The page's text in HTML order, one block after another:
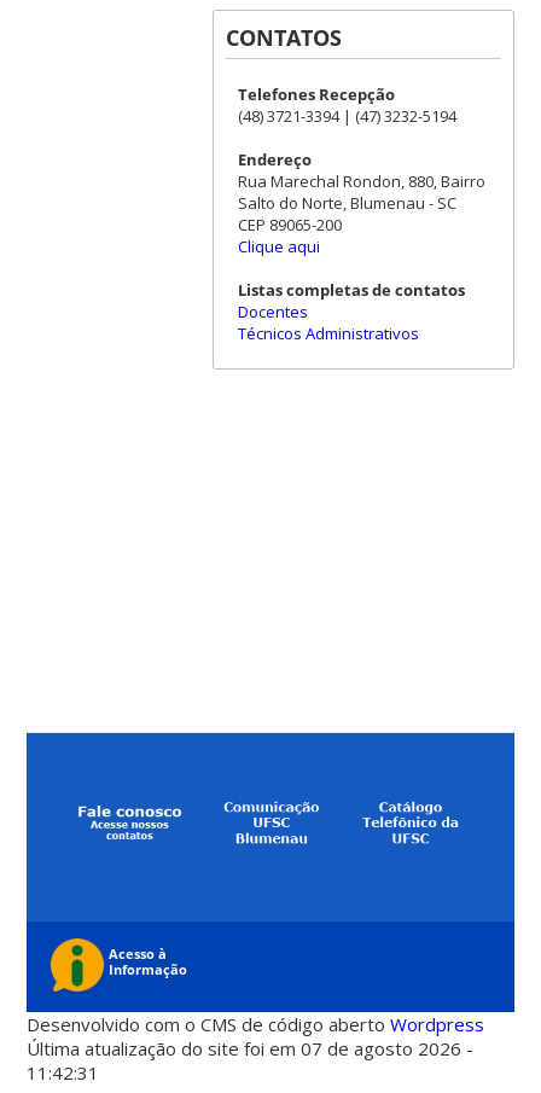
CONTATOS
Telefones Recepção
(48) 3721-3394 | (47) 3232-5194
Endereço
Rua Marechal Rondon, 880, Bairro
Salto do Norte, Blumenau - SC
CEP 89065-200
Clique aqui
Listas completas de contatos
Docentes
Técnicos Administrativos
Desenvolvido com o CMS de código abertoWordpress
Última atualização do site foi em 07 de agosto 2026 -
11:42:31